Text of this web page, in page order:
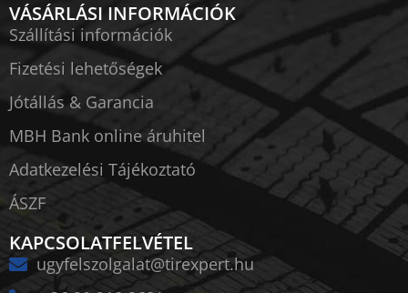
VÁSÁRLÁSI INFORMÁCIÓK
Szállítási információk
Fizetési lehetőségek
Jótállás & Garancia
MBH Bank online áruhitel
Adatkezelési Tájékoztató
ÁSZF
KAPCSOLATFELVÉTEL
ugyfelszolgalat@tirexpert.hu